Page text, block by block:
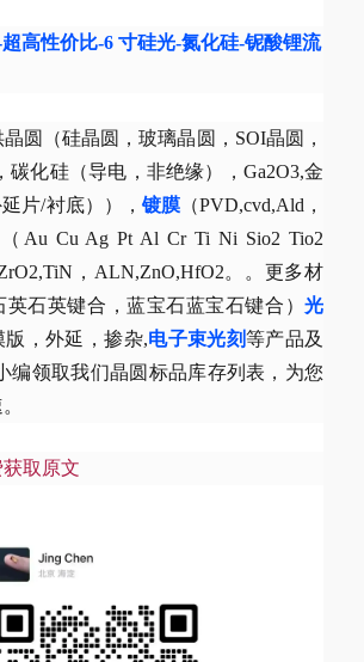
高性价比-6 寸硅光-氮化硅-铌酸锂流
圆（硅晶圆，玻璃晶圆，SOI晶圆，
碳化硅（导电，非绝缘），Ga2O3,金
片/衬底））， 镀膜（PVD,cvd,Ald，
Au Cu Ag Pt Al Cr Ti Ni Sio2 Tio2
，ALN,ZnO,HfO2。。更多材
英石英键合，蓝宝石蓝宝石键合）光
版，外延，掺杂,电子束光刻等产品及
编领取我们晶圆标品库存列表，为您
取原文